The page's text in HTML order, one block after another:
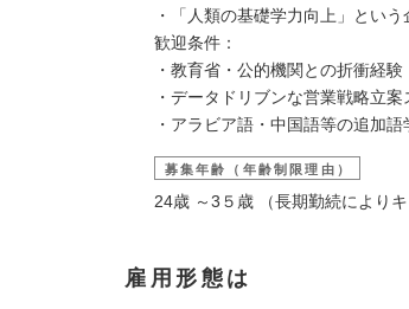
・「人類の基礎学力向上」とい
歓迎条件：
・教育省・公的機関との折衝経験
・データドリブンな営業戦略立案
・アラビア語・中国語等の追加語
募集年齢（年齢制限理由）
24歳 ～3５歳 （長期勤続により
雇用形態は